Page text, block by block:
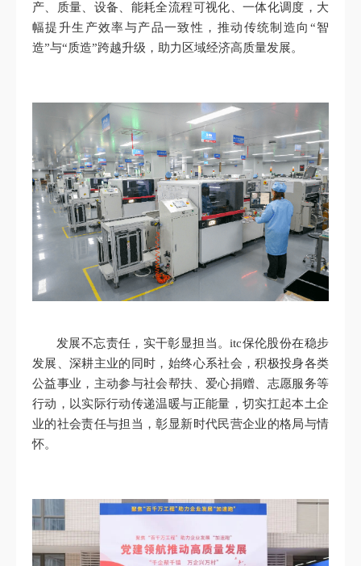
产、质量、设备、能耗全流程可视化、一体化调度，大
幅提升生产效率与产品一致性，推动传统制造向“智
造”与“质造”跨越升级，助力区域经济高质量发展。
发展不忘责任，实干彰显担当。itc保伦股份在稳步
发展、深耕主业的同时，始终心系社会，积极投身各类
公益事业，主动参与社会帮扶、爱心捐赠、志愿服务等
行动，以实际行动传递温暖与正能量，切实扛起本土企
业的社会责任与担当，彰显新时代民营企业的格局与情
怀。